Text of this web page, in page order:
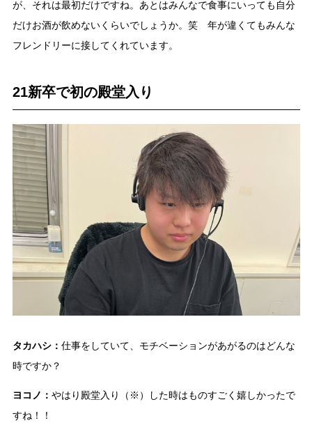
が、それは最初だけですね。あとはみんなで食事にいっても自分
だけお酒が飲めないくらいでしょうか。笑 年が違くてもみんな
フレンドリーに接してくれています。
21新卒で初の殿堂入り
タカハシ： 仕事をしていて、モチベーションがあがるのはどんな
時ですか？
ヨコノ： やはり殿堂入り（※）した時はものすごく嬉しかったで
すね！！